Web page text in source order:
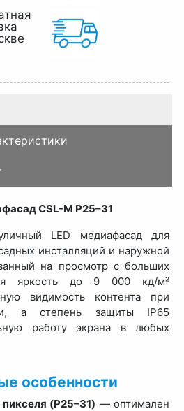
CSL-M P25–31
LED медиафасад для
инсталляций и наружной
на просмотр с больших
яркость до 9 000 кд/м²
видимость контента при
а степень защиты IP65
работу экрана в любых
особенности
(P25–31) — оптимален